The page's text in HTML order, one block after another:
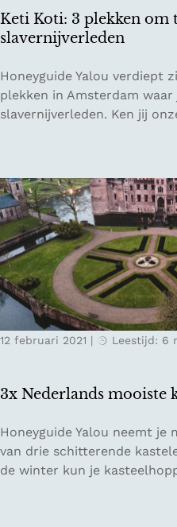
l
e
k
u
n
l
e
v
e
n
o
e
e
r
e
p
d
e
V
e
l
u
w
e
Keti Koti: 3 plekken om
slavernijverleden
K
e
t
t
i
:
3
p
l
e
k
o
t
e
l
Honeyguide Yalou verdiept
plekken in Amsterdam
slavernijverleden. Ken jij
3x Nederlands mooiste
12 februari 2021 | Leestijd: 6
3
x
N
Honeyguide Yalou neemt je
van drie schitterende
de winter kun je